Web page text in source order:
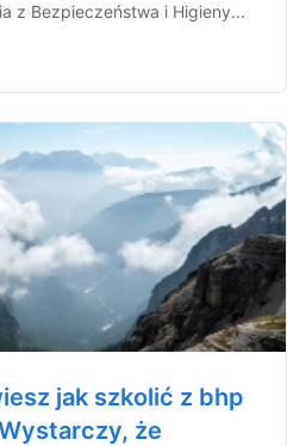
z Bezpieczeństwa i Higieny...
jak szkolić z bhp
że